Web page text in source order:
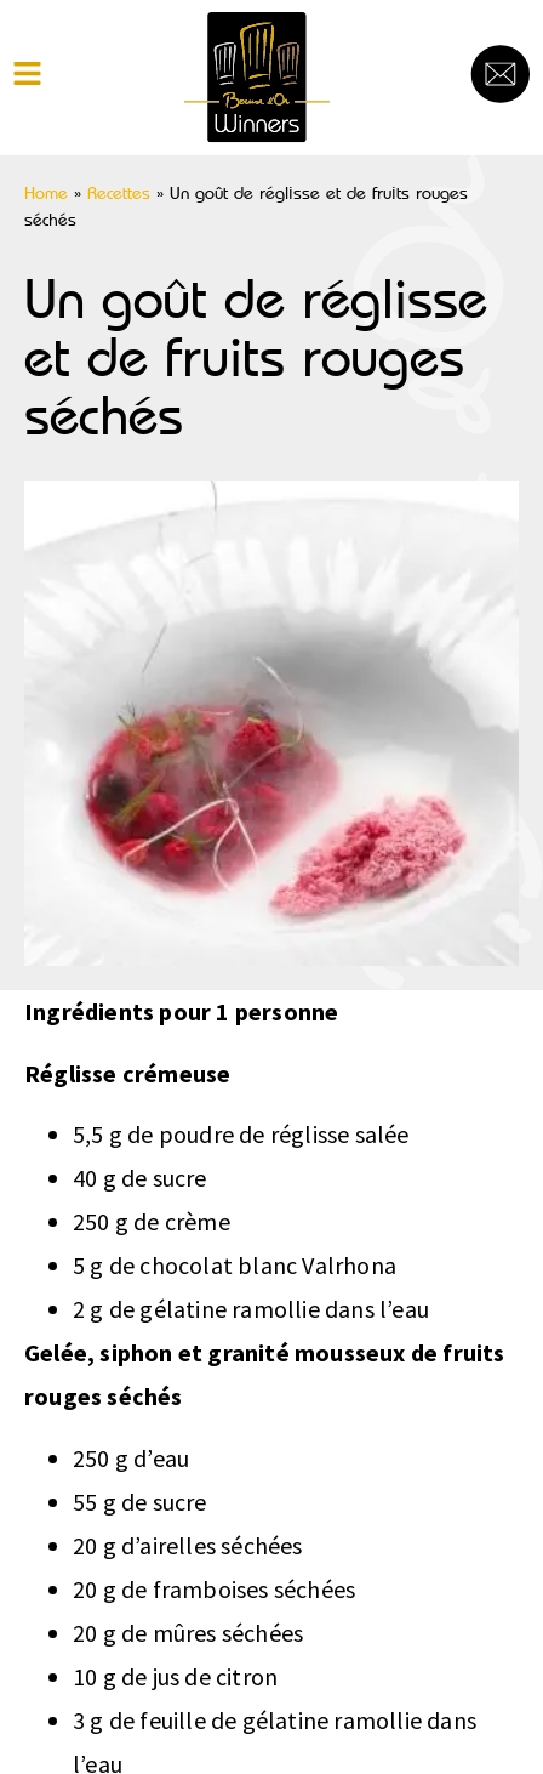
Home » Recettes » Un goût de réglisse et de fruits rouges
séchés
Un goût de réglisse
et de fruits rouges
séchés
Ingrédients pour 1 personne
Réglisse crémeuse
5,5 g de poudre de réglisse salée
40 g de sucre
250 g de crème
5 g de chocolat blanc Valrhona
2 g de gélatine ramollie dans l’eau
Gelée, siphon et granité mousseux de fruits
rouges séchés
250 g d’eau
55 g de sucre
20 g d’airelles séchées
20 g de framboises séchées
20 g de mûres séchées
10 g de jus de citron
3 g de feuille de gélatine ramollie dans
l’eau